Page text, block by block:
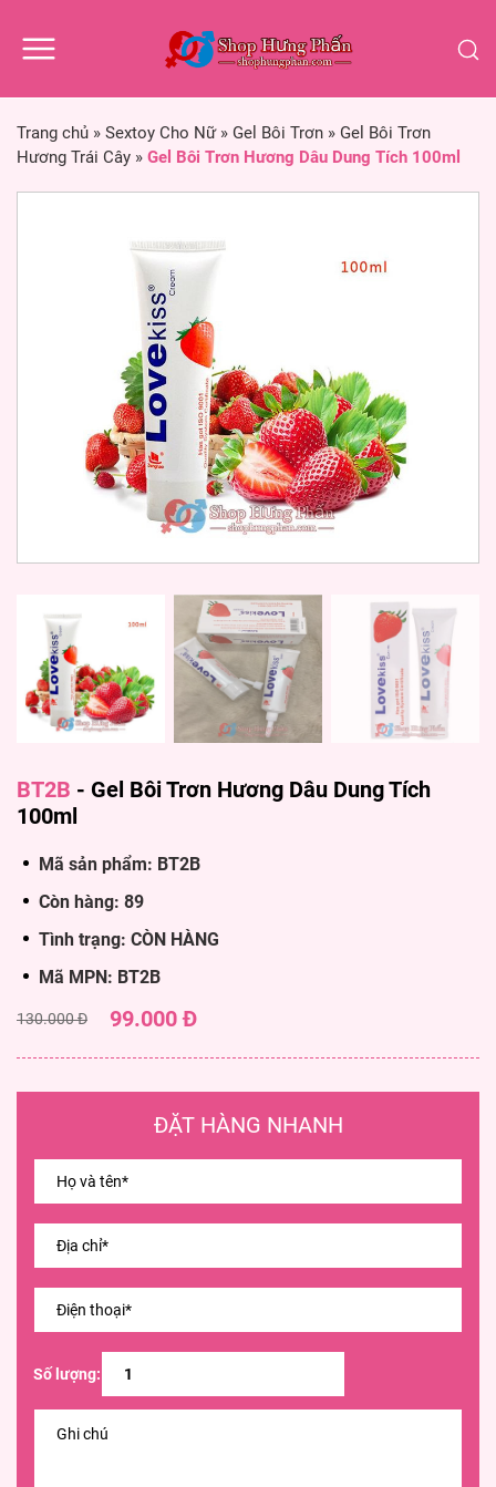
Trang chủ » Sextoy Cho Nữ» Gel Bôi Trơn » Gel Bôi Trơn
Hương Trái Cây » Gel Bôi Trơn Hương Dâu Dung Tích 100ml
BT2B - Gel Bôi Trơn Hương Dâu Dung Tích
100ml
Mã sản phẩm: BT2B
Còn hàng: 89
Tình trạng: CÒN HÀNG
Mã MPN: BT2B
130.000 Đ 99.000 Đ
ĐẶT HÀNG NHANH
Số lượng: